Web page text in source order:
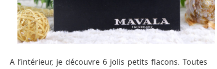
A l’intérieur, je découvre 6 jolis petits flacons. Toutes